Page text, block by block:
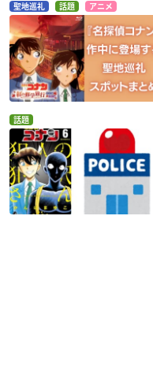
聖地巡礼 話題 アニメ
話題